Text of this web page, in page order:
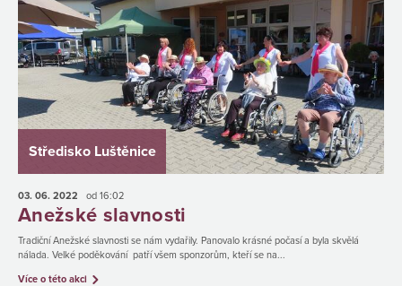
Středisko Luštěnice
03. 06. 2022 od 16:02
Anežské slavnosti
Tradiční Anežské slavnosti se nám vydařily. Panovalo krásné počasí a byla skvělá
nálada. Velké poděkování patří všem sponzorům, kteří se na...
Více o této akci